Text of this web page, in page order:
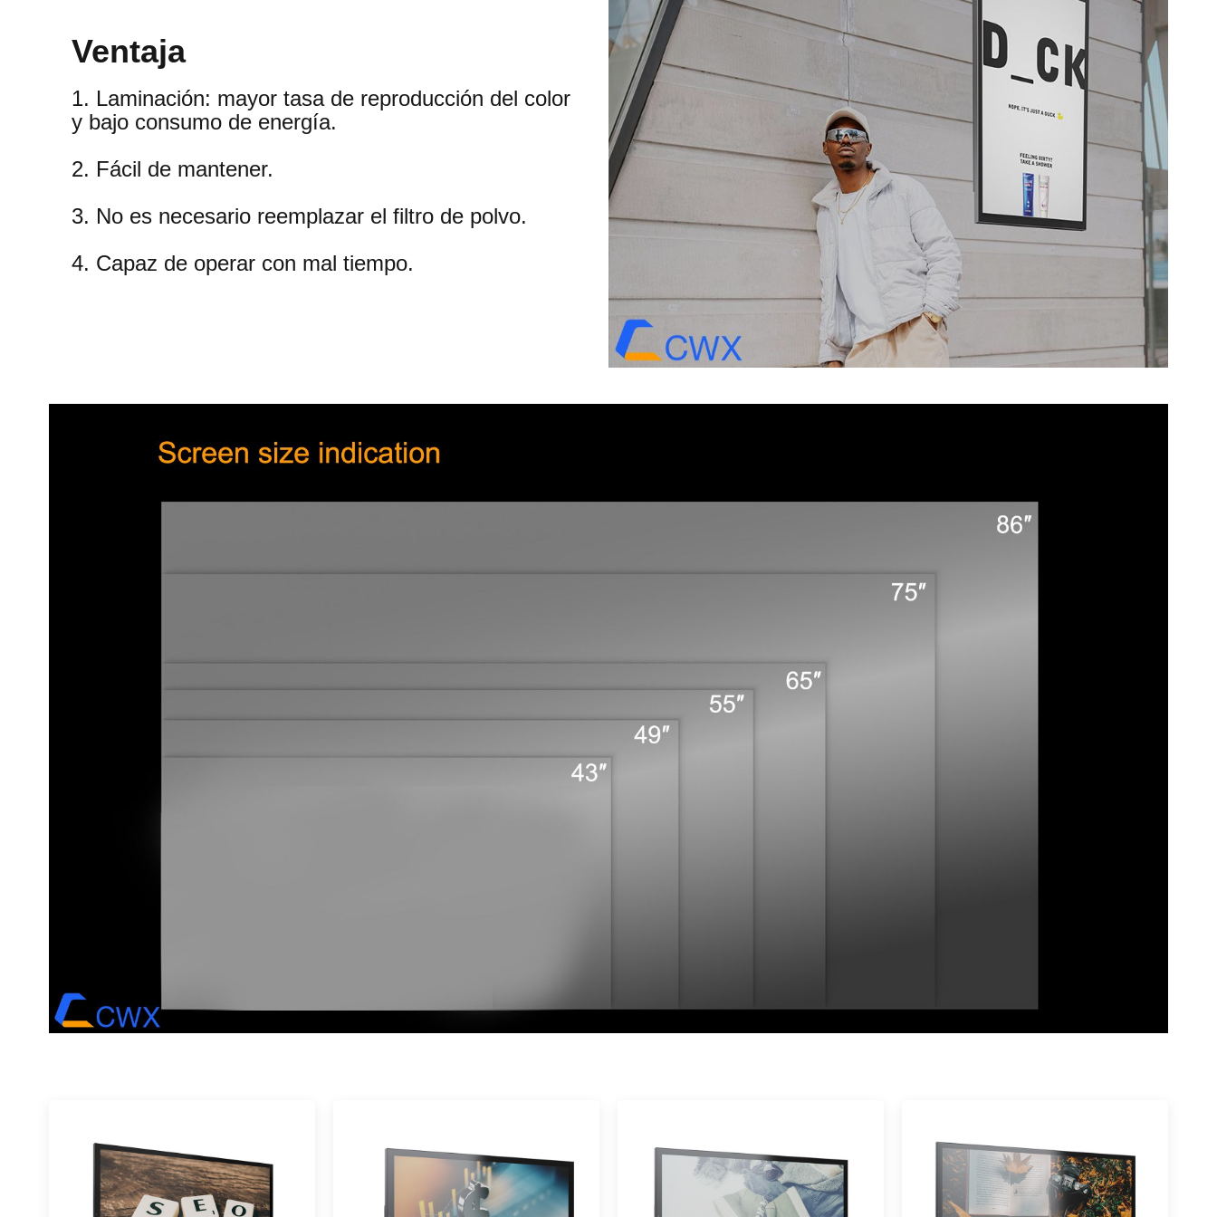
Ventaja
1. Laminación: mayor tasa de reproducción del color
y bajo consumo de energía.
2. Fácil de mantener.
3. No es necesario reemplazar el filtro de polvo.
4. Capaz de operar con mal tiempo.